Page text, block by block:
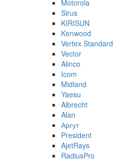
Motorola
Sirus
KIRISUN
Kenwood
Vertex Standard
Vector
Alinco
Icom
Midland
Yaesu
Albrecht
Alan
Аргут
President
AjetRays
RadiusPro